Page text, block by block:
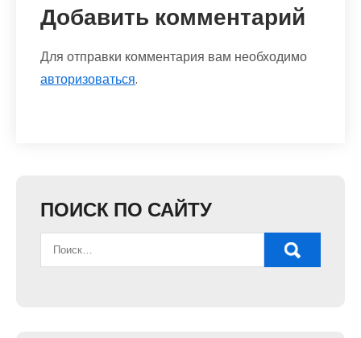
Добавить комментарий
Для отправки комментария вам необходимо
авторизоваться.
ПОИСК ПО САЙТУ